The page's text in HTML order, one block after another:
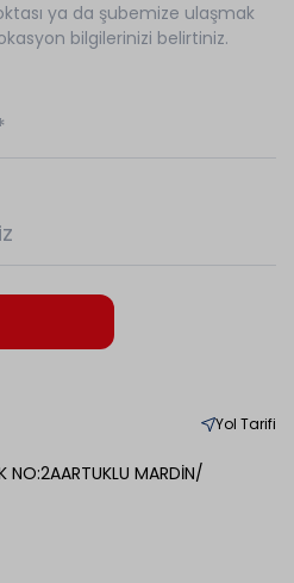
ya da şubemize ulaşmak
bilgilerinizi belirtiniz.
Yol Tarifi
NO:2AARTUKLU MARDİN/